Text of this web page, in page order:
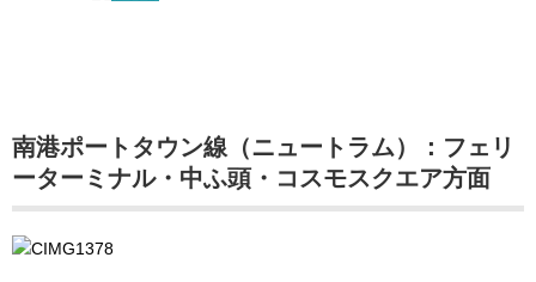
南港ポートタウン線（ニュートラム）：フェリ
ーターミナル・中ふ頭・コスモスクエア方面